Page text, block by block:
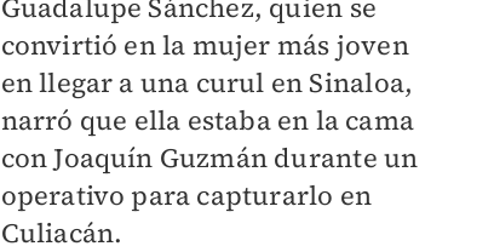
Guadalupe Sánchez, quien se
convirtió en la mujer más joven
en llegar a una curul en Sinaloa,
narró que ella estaba en la cama
con Joaquín Guzmán durante un
operativo para capturarlo en
Culiacán.